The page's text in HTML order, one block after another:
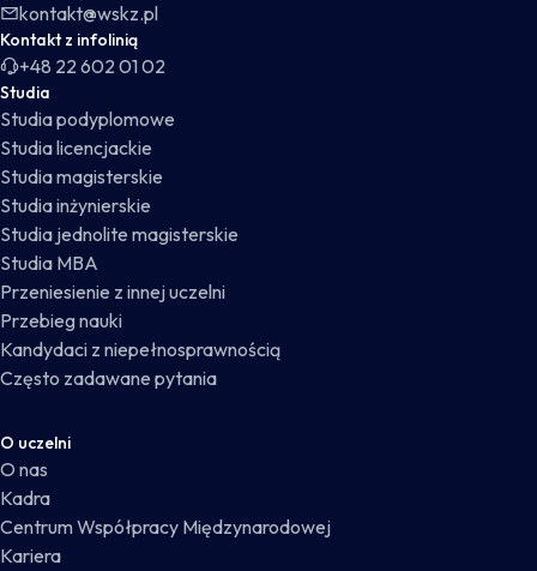
kontakt@wskz.pl
Kontakt z infolinią
+48 22 602 01 02
Studia
Studia podyplomowe
Studia licencjackie
Studia magisterskie
Studia inżynierskie
Studia jednolite magisterskie
Studia MBA
Przeniesienie z innej uczelni
Przebieg nauki
Kandydaci z niepełnosprawnością
Często zadawane pytania
O uczelni
O nas
Kadra
Centrum Współpracy Międzynarodowej
Kariera